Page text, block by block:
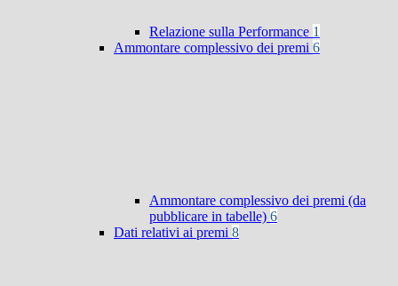
Relazione sulla Performance 1
Ammontare complessivo dei premi 6
Ammontare complessivo dei premi (da
pubblicare in tabelle) 6
Dati relativi ai premi 8